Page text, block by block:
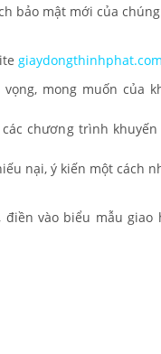
bảo mật mới của
giaydongthinhphat.com
mong muốn của
chương trình
nại, ý kiến một cách
vào biểu mẫu giao